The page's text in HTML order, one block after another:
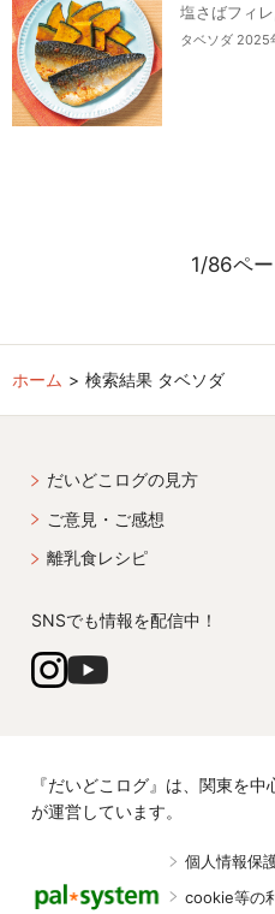
塩さばフィ
タベソダ 2025
1/86ペ
ホーム 検索結果 タベソダ
だいどこログの見方
ご意見・ご感想
離乳食レシピ
SNSでも情報を配信中！
『だいどこログ』は、関東を
が運営しています。
個人情報保
cookie等の